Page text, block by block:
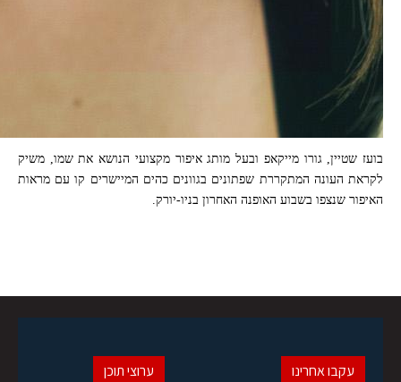
בועז שטיין, גורו מייקאפ ובעל מותג איפור מקצועי הנושא את שמו, משיק
לקראת העונה המתקררת שפתונים בגוונים כהים המיישרים קו עם מראות
האיפור שנצפו בשבוע האופנה האחרון בניו-יורק.
ערוצי תוכן עקבו אחרינו